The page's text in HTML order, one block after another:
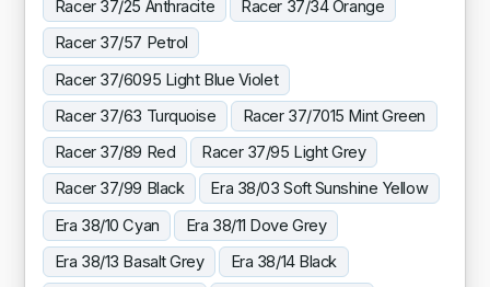
Racer 37/25 Anthracite
Racer 37/34 Orange
Racer 37/57 Petrol
Racer 37/6095 Light Blue Violet
Racer 37/63 Turquoise
Racer 37/7015 Mint Green
Racer 37/89 Red
Racer 37/95 Light Grey
Racer 37/99 Black
Era 38/03 Soft Sunshine Yellow
Era 38/10 Cyan
Era 38/11 Dove Grey
Era 38/13 Basalt Grey
Era 38/14 Black